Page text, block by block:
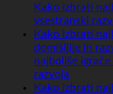
Kako izbrati
vsestranski
Kako izbrati
domišljije in
najboljše
razvoja
Kako izbrati